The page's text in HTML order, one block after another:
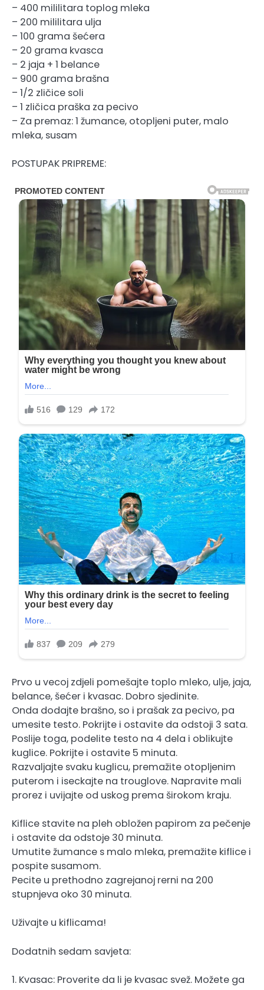
– 400 mililitara toplog mleka
– 200 mililitara ulja
– 100 grama šećera
– 20 grama kvasca
– 2 jaja + 1 belance
– 900 grama brašna
– 1/2 zličice soli
– 1 zličica praška za pecivo
– Za premaz: 1 žumance, otopljeni puter, malo
mleka, susam
POSTUPAK PRIPREME:
Prvo u vecoj zdjeli pomešajte toplo mleko, ulje, jaja,
belance, šećer i kvasac. Dobro sjedinite.
Onda dodajte brašno, so i prašak za pecivo, pa
umesite testo. Pokrijte i ostavite da odstoji 3 sata.
Poslije toga, podelite testo na 4 dela i oblikujte
kuglice. Pokrijte i ostavite 5 minuta.
Razvaljajte svaku kuglicu, premažite otopljenim
puterom i iseckajte na trouglove. Napravite mali
prorez i uvijajte od uskog prema širokom kraju.
Kiflice stavite na pleh obložen papirom za pečenje
i ostavite da odstoje 30 minuta.
Umutite žumance s malo mleka, premažite kiflice i
pospite susamom.
Pecite u prethodno zagrejanoj rerni na 200
stupnjeva oko 30 minuta.
Uživajte u kiflicama!
Dodatnih sedam savjeta:
1. Kvasac: Proverite da li je kvasac svež. Možete ga